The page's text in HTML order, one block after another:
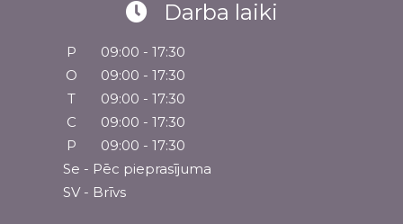
Darba laiki
P
09:00 - 17:30
O
09:00 - 17:30
T
09:00 - 17:30
C
09:00 - 17:30
P
09:00 - 17:30
Se - Pēc pieprasījuma
SV - Brīvs